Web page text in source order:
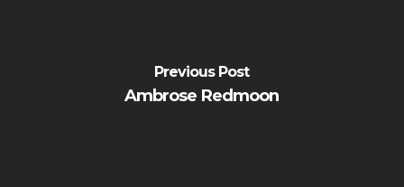
Previous Post
Ambrose Redmoon